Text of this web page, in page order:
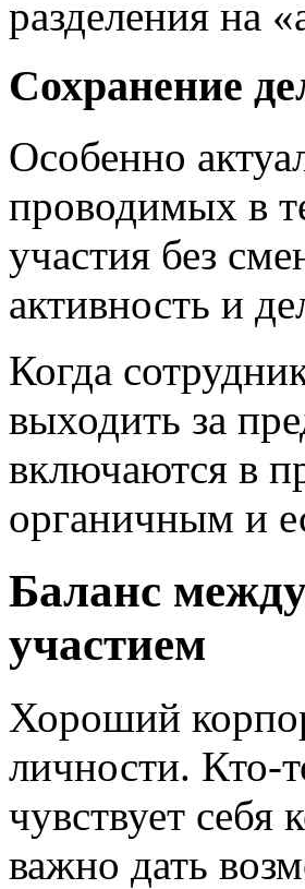
разделения на
Сохранение
Особенно
проводимых в
участия без
активность и
Когда
выходить за
включаются в
органичным и
Баланс
участием
Хороший
личности. Кто-
чувствует
важно дать